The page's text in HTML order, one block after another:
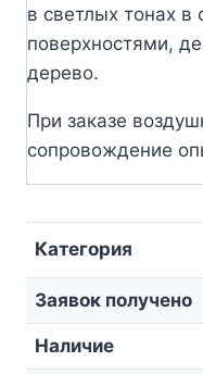
в светлых тонах в
поверхностями,
дерево.
При заказе
сопровождение
Категория
Заявок получено
Наличие